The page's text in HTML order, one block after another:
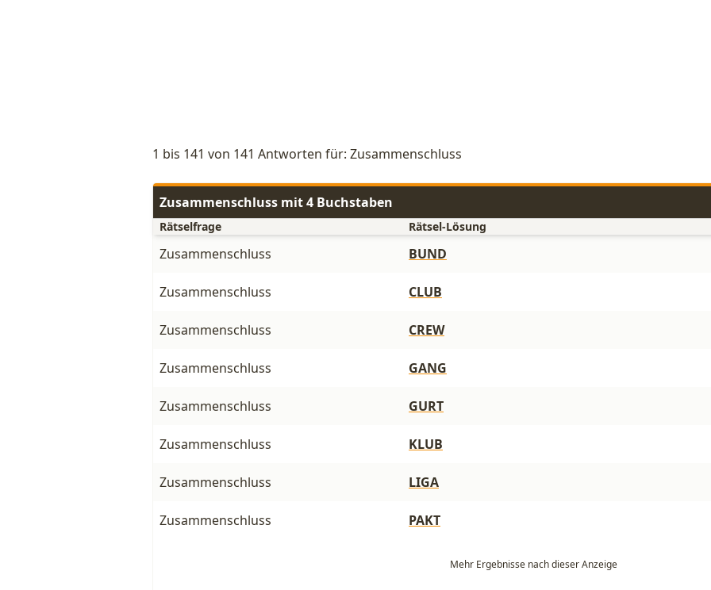
1 bis 141 von 141 Antworten für: Zusammenschluss
Zusammenschluss mit 4 Buchstaben
Rätselfrage Rätsel-Lösung
Zusammenschluss BUND
Zusammenschluss CLUB
Zusammenschluss CREW
Zusammenschluss GANG
Zusammenschluss GURT
Zusammenschluss KLUB
Zusammenschluss LIGA
Zusammenschluss PAKT